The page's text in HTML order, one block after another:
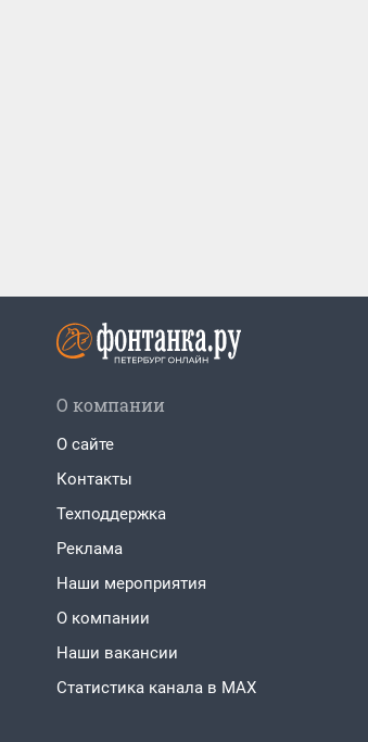
О компании
О сайте
Контакты
Техподдержка
Реклама
Наши мероприятия
О компании
Наши вакансии
Статистика канала в MAX